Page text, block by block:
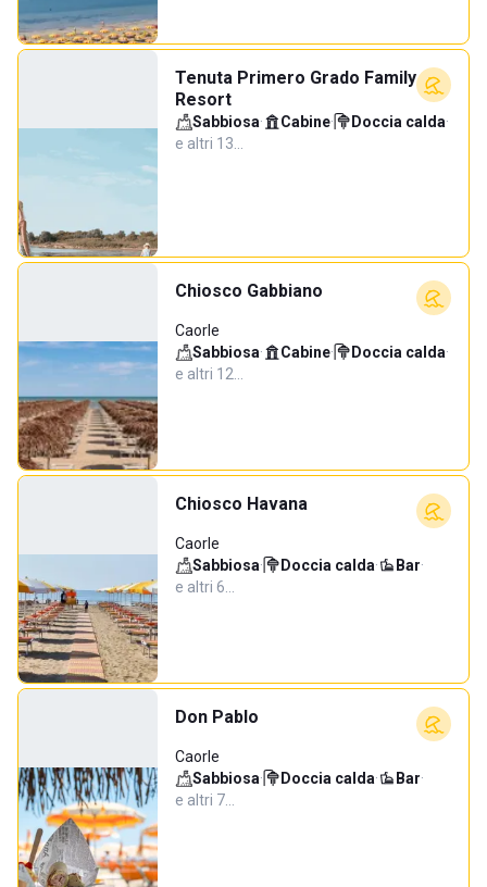
Tenuta Primero Grado Family
Resort
Sabbiosa· Cabine· Doccia calda·
e altri 13…
Chiosco Gabbiano
Caorle
Sabbiosa· Cabine· Doccia calda·
e altri 12…
Chiosco Havana
Caorle
Sabbiosa· Doccia calda· Bar·
e altri 6…
Don Pablo
Caorle
Sabbiosa· Doccia calda· Bar·
e altri 7…